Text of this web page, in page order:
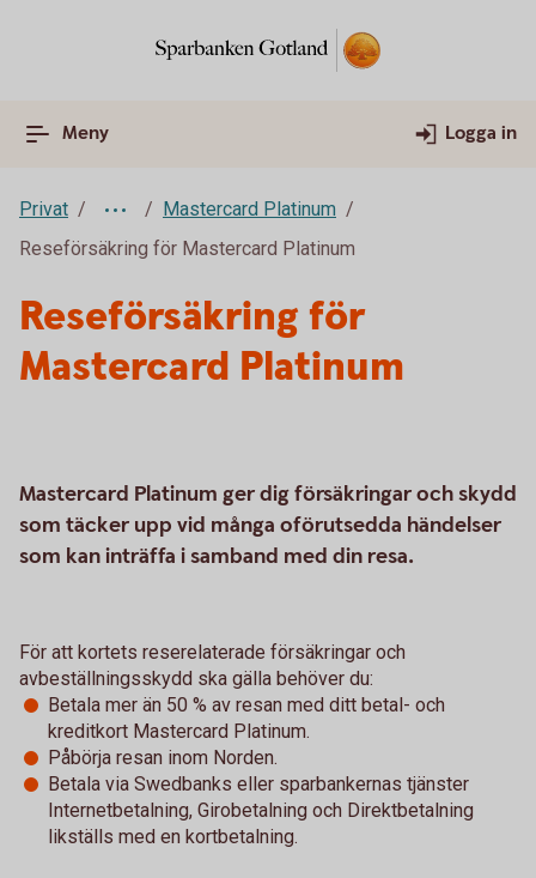
Meny Logga in
Privat
Mastercard Platinum
Reseförsäkring för Mastercard Platinum
Reseförsäkring för
Mastercard Platinum
Mastercard Platinum ger dig försäkringar och skydd
som täcker upp vid många oförutsedda händelser
som kan inträffa i samband med din resa.
För att kortets reserelaterade försäkringar och
avbeställningsskydd ska gälla behöver du:
Betala mer än 50 % av resan med ditt betal- och
kreditkort Mastercard Platinum.
Påbörja resan inom Norden.
Betala via Swedbanks eller sparbankernas tjänster
Internetbetalning, Girobetalning och Direktbetalning
likställs med en kortbetalning.